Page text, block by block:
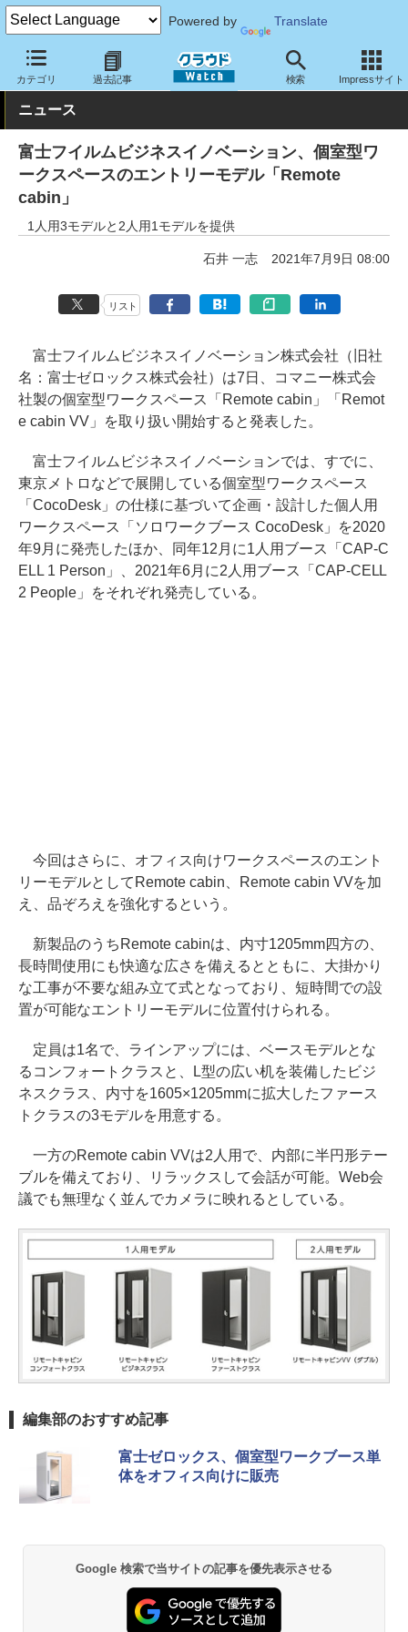
Powered by Translate
カテゴリ 過去記事 検索 Impressサイト
クラウド Watch ハード・インフラ ハードウェア その他
ニュース
富士フイルムビジネスイノベーション、個室型ワ
ークスペースのエントリーモデル「Remote
cabin」
1人用3モデルと2人用1モデルを提供
石井 一志 2021年7月9日 08:00
リスト
富士フイルムビジネスイノベーション株式会社（旧社
名：富士ゼロックス株式会社）は7日、コマニー株式会
社製の個室型ワークスペース「Remote cabin」「Remot
e cabin VV」を取り扱い開始すると発表した。
富士フイルムビジネスイノベーションでは、すでに、
東京メトロなどで展開している個室型ワークスペース
「CocoDesk」の仕様に基づいて企画・設計した個人用
ワークスペース「ソロワークブース CocoDesk」を2020
年9月に発売したほか、同年12月に1人用ブース「CAP-C
ELL 1 Person」、2021年6月に2人用ブース「CAP-CELL
2 People」をそれぞれ発売している。
今回はさらに、オフィス向けワークスペースのエント
リーモデルとしてRemote cabin、Remote cabin VVを加
え、品ぞろえを強化するという。
新製品のうちRemote cabinは、内寸1205mm四方の、
長時間使用にも快適な広さを備えるとともに、大掛かり
な工事が不要な組み立て式となっており、短時間での設
置が可能なエントリーモデルに位置付けられる。
定員は1名で、ラインアップには、ベースモデルとな
るコンフォートクラスと、L型の広い机を装備したビジ
ネスクラス、内寸を1605×1205mmに拡大したファース
トクラスの3モデルを用意する。
一方のRemote cabin VVは2人用で、内部に半円形テー
ブルを備えており、リラックスして会話が可能。Web会
議でも無理なく並んでカメラに映れるとしている。
編集部のおすすめ記事
富士ゼロックス、個室型ワークブース単
体をオフィス向けに販売
Google 検索で当サイトの記事を優先表示させる